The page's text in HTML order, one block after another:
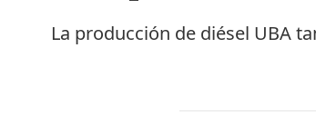
La producción de diésel UBA